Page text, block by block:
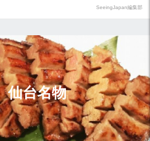
SeeingJapan編集部
仙台名物